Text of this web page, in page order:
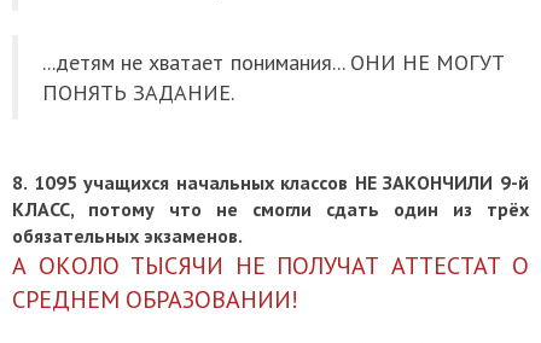
...детям не хватает понимания... ОНИ НЕ МОГУТ
ПОНЯТЬ ЗАДАНИЕ.
8. 1095 учащихся начальных классов НЕ ЗАКОНЧИЛИ 9-й
КЛАСС, потому что не смогли сдать один из трёх
обязательных экзаменов.
А ОКОЛО ТЫСЯЧИ НЕ ПОЛУЧАТ АТТЕСТАТ О
СРЕДНЕМ ОБРАЗОВАНИИ!